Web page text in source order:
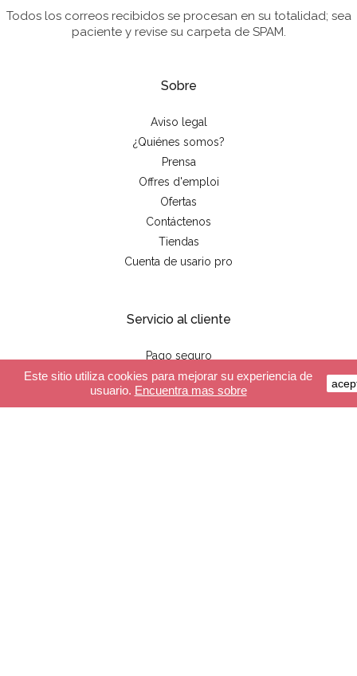
Todos los correos recibidos se procesan en su totalidad; sea
paciente y revise su carpeta de SPAM.
Sobre
Aviso legal
¿Quiénes somos?
Prensa
Offres d'emploi
Ofertas
Contáctenos
Tiendas
Cuenta de usario pro
Servicio al cliente
Pago seguro
Entrega
CGV
Este sitio utiliza cookies para mejorar su experiencia de
usuario. Encuentra mas sobre